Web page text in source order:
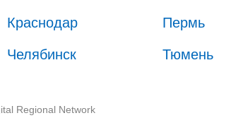
Краснодар Пермь
Челябинск Тюмень
Regional Network